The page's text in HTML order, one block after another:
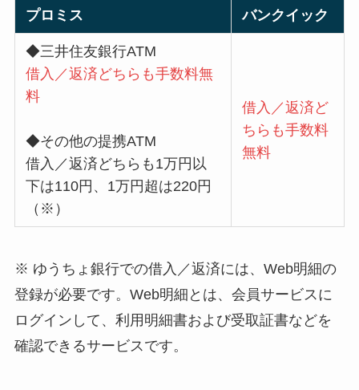
プロミス バンクイック
◆三井住友銀行ATM
借入／返済どちらも手数料無
料
◆その他の提携ATM
借入／返済どちらも1万円以
下は110円、1万円超は220円
（※）
借入／返済ど
ちらも手数料
無料
※ ゆうちょ銀行での借入／返済には、Web明細の
登録が必要です。Web明細とは、会員サービスに
ログインして、利用明細書および受取証書などを
確認できるサービスです。